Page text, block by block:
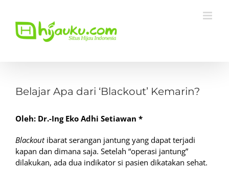
content
Larger
Image
Belajar Apa dari ‘Blackout’ Kemarin?
Oleh: Dr.-Ing Eko Adhi Setiawan *
Blackoutibarat serangan jantung yang dapat terjadi
kapan dan dimana saja. Setelah “operasi jantung”
dilakukan, ada dua indikator si pasien dikatakan sehat.